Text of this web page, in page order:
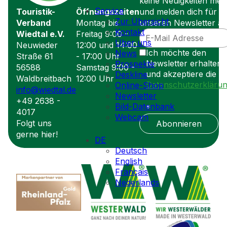
Service
Zur Übersicht
Kontakt
Über uns
News
Prospekte
Deskline
Online-Shop
Newsletter
Bild-Datenbank
Webcam
DE
Deutsch
English
Français
Nederlands
Touristik-
Verband
Wiedtal e.V.
Neuwieder
Straße 61
56588
Waldbreitbach
info@wiedtal.de
+49 2638 -
4017
Folgt uns
gerne hier!
Öffnungszeiten
Montag bis
Freitag 9:00 -
12:00 und 14:00
- 17:00 Uhr
Samstag 9:00 -
12:00 Uhr
und melden dich für
unseren Newsletter
Ich möchte den
Newsletter erhalten
und akzeptiere die
*
Abonnieren